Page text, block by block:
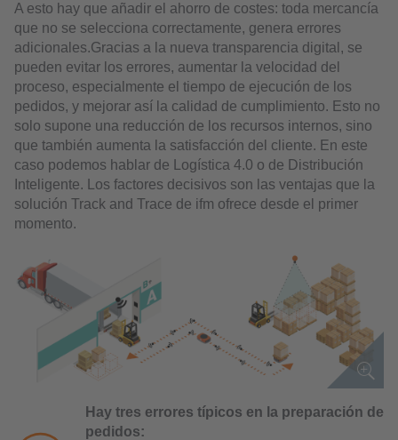
A esto hay que añadir el ahorro de costes: toda mercancía
que no se selecciona correctamente, genera errores
adicionales.Gracias a la nueva transparencia digital, se
pueden evitar los errores, aumentar la velocidad del
proceso, especialmente el tiempo de ejecución de los
pedidos, y mejorar así la calidad de cumplimiento. Esto no
solo supone una reducción de los recursos internos, sino
que también aumenta la satisfacción del cliente. En este
caso podemos hablar de Logística 4.0 o de Distribución
Inteligente. Los factores decisivos son las ventajas que la
solución Track and Trace de ifm ofrece desde el primer
momento.
Hay tres errores típicos en la preparación de
pedidos: